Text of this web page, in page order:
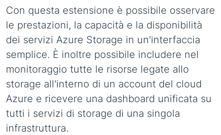
Con questa estensione è possibile osservare
le prestazioni, la capacità e la disponibilità
dei servizi Azure Storage in un'interfaccia
semplice. È inoltre possibile includere nel
monitoraggio tutte le risorse legate allo
storage all'interno di un account del cloud
Azure e ricevere una dashboard unificata su
tutti i servizi di storage di una singola
infrastruttura.